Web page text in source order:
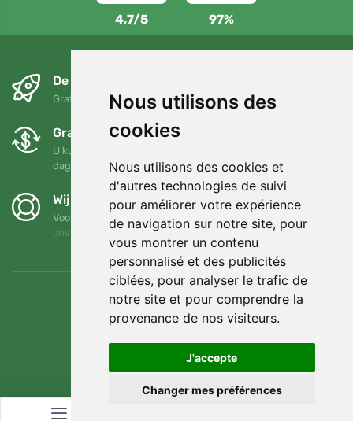
Nous utilisons des
cookies
Nous utilisons des cookies et
d'autres technologies de suivi
pour améliorer votre expérience
de navigation sur notre site, pour
vous montrer un contenu
personnalisé et des publicités
ciblées, pour analyser le trafic de
notre site et pour comprendre la
provenance de nos visiteurs.
J'accepte
Changer mes préférences
4,7/5 97%
De volgende dag en gratis
Gratis verzending voor bestellingen boven 95 EUR
Gratis ruilen en retourneren
U kunt uw bestelling op elk gewenst moment binnen 90
dagen retourneren of ruilen
Wij steunen Trees.org
Voor elke bestelling planten we een boom! Lees meer
ons